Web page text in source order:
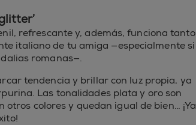
refrescante y, además, funciona tanto
italiano de tu amiga —especialmente si
romanas—.
tendencia y brillar con luz propia, ya
Las tonalidades plata y oro son
colores y quedan igual de bien… ¡Ya